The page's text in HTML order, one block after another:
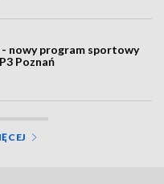
- nowy program sportowy
Poznań